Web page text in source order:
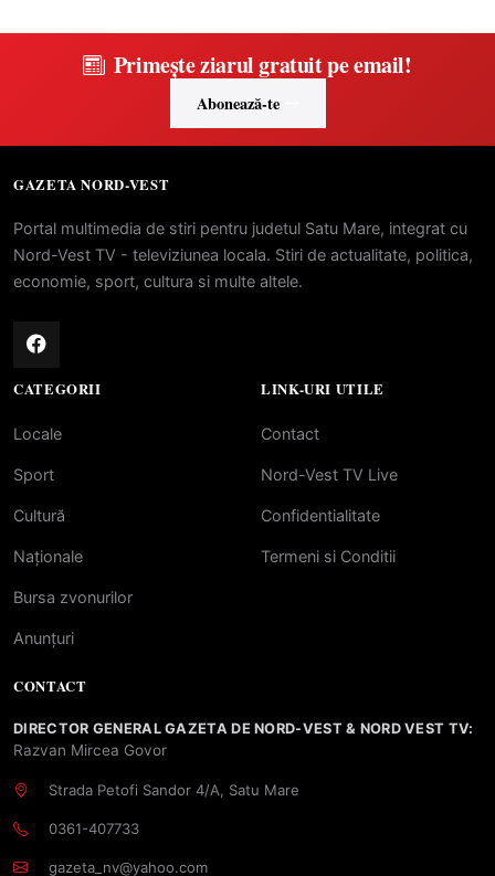
Primește ziarul gratuit pe email!
Abonează-te
GAZETA NORD-VEST
Portal multimedia de stiri pentru judetul Satu Mare, integrat cu
Nord-Vest TV - televiziunea locala. Stiri de actualitate, politica,
economie, sport, cultura si multe altele.
CATEGORII
Locale
Sport
Cultură
Naționale
Bursa zvonurilor
Anunțuri
LINK-URI UTILE
Contact
Nord-Vest TV Live
Confidentialitate
Termeni si Conditii
CONTACT
DIRECTOR GENERAL GAZETA DE NORD-VEST & NORD VEST TV:
Razvan Mircea Govor
Strada Petofi Sandor 4/A, Satu Mare
0361-407733
gazeta_nv@yahoo.com